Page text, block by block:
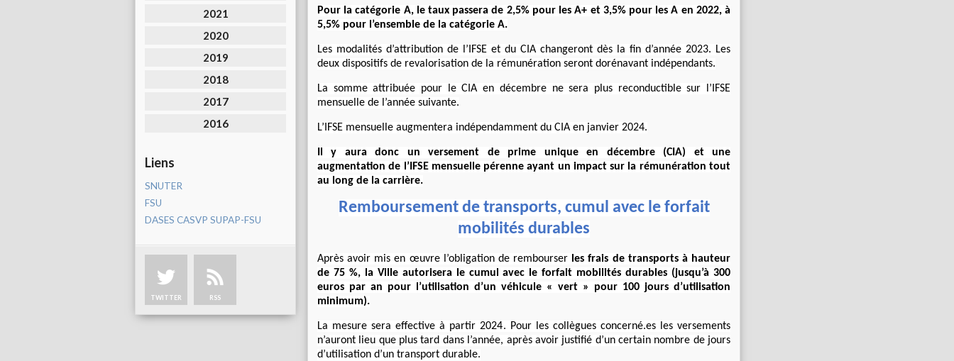
2021
2020
2019
2018
2017
2016
Liens
SNUTER
FSU
DASES CASVP SUPAP-FSU
TWITTER RSS
Pour la catégorie A, le taux passera de 2,5% pour les A+ et 3,5% pour les A en 2022, à
5,5% pour l’ensemble de la catégorie A.
Les modalités d’attribution de l’IFSE et du CIA changeront dès la fin d’année 2023. Les
deux dispositifs de revalorisation de la rémunération seront dorénavant indépendants.
La somme attribuée pour le CIA en décembre ne sera plus reconductible sur l’IFSE
mensuelle de l’année suivante.
L’IFSE mensuelle augmentera indépendamment du CIA en janvier 2024.
Il y aura donc un versement de prime unique en décembre (CIA) et une
augmentation de l’IFSE mensuelle pérenne ayant un impact sur la rémunération tout
au long de la carrière.
Remboursement de transports, cumul avec le forfait
mobilités durables
Après avoir mis en œuvre l’obligation de rembourser les frais de transports à hauteur
de 75 %, la Ville autorisera le cumul avec le forfait mobilités durables (jusqu’à 300
euros par an pour l’utilisation d’un véhicule « vert » pour 100 jours d’utilisation
minimum).
La mesure sera effective à partir 2024. Pour les collègues concerné.es les versements
n’auront lieu que plus tard dans l’année, après avoir justifié d’un certain nombre de jours
d’utilisation d’un transport durable.